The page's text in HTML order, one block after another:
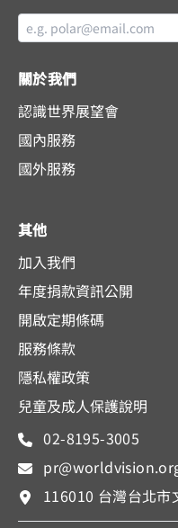
關於我們
認識世界展望會
國內服務
國外服務
其他
加入我們
年度捐款資訊公開
開啟定期條碼
服務條款
隱私權政策
兒童及成人保護說明
02-8195-3005
116010 台灣台北